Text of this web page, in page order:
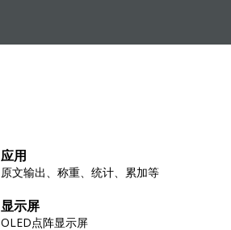
应用
原文输出、称重、统计、累加等
显示屏
OLED点阵显示屏